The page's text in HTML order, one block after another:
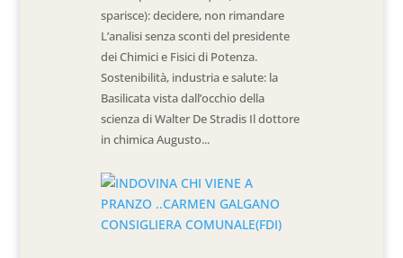
sparisce): decidere, non rimandare
L’analisi senza sconti del presidente
dei Chimici e Fisici di Potenza.
Sostenibilità, industria e salute: la
Basilicata vista dall’occhio della
scienza di Walter De Stradis Il dottore
in chimica Augusto...